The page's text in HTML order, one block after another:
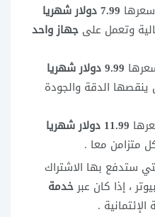
7.99 دولار شهريا
وتعمل على جهاز واحد
ينقصها الدقة والجودة
متزامن معا .
ستدفع بها الاشتراك
، إذا كان عبرخدمة
الإئتمانية .